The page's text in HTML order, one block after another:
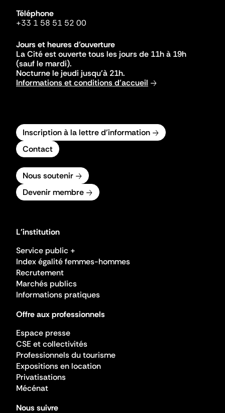
Téléphone
+33 1 58 51 52 00
Jours et heures d'ouverture
La Cité est ouverte tous les jours de 11h à 19h
(sauf le mardi).
Nocturne le jeudi jusqu'à 21h.
Informations et conditions d'accueil
Inscription à la lettre d'information
Contact
Nous soutenir
Devenir membre
L'institution
Service public +
Index égalité femmes-hommes
Recrutement
Marchés publics
Informations pratiques
Offre aux professionnels
Espace presse
CSE et collectivités
Professionnels du tourisme
Expositions en location
Privatisations
Mécénat
Nous suivre